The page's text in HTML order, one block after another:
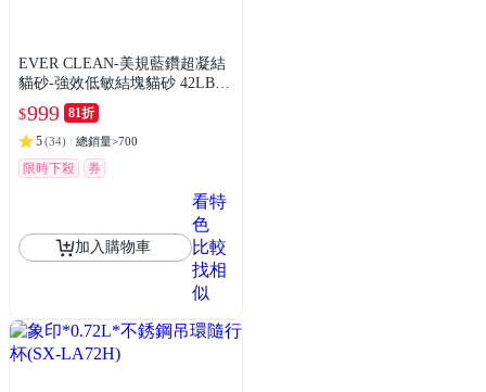
EVER CLEAN-美規藍鑽超凝結
貓砂-強效低敏結塊貓砂 42LB(1
9kg)=綠標★
$999 81折
5(34) 總銷量>700
限時下殺 券
加入購物車
看特
色
比較
找相
似